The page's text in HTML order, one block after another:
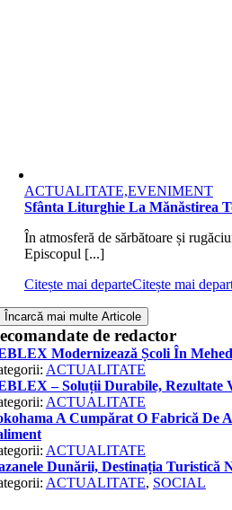
ACTUALITATE,EVENIMENT
Sfânta Liturghie La Mănăstirea
În atmosferă de sărbătoare și
Episcopul [...]
Citește mai departeCitește mai
Încarcă mai multe Articole
de redactor
Modernizează Școli În
ACTUALITATE
– Soluții Durabile, Rezultate
ACTUALITATE
A Cumpărat O Fabrică De
ACTUALITATE
Dunării, Destinația Turistică
ACTUALITATE, SOCIAL